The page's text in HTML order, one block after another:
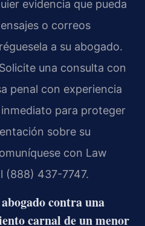
evidencia que pueda
o correos
a su abogado.
una consulta con
penal con experiencia
para proteger
sobre su
con Law
(888) 437-7747.
contra una
carnal de un menor